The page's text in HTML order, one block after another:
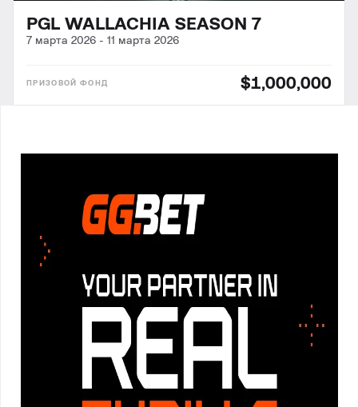
PGL WALLACHIA SEASON 7
7 марта 2026 - 11 марта 2026
$1,000,000